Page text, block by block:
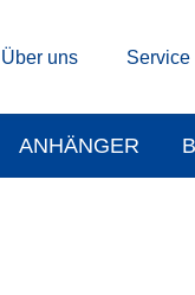
Über uns Service
ANHÄNGER